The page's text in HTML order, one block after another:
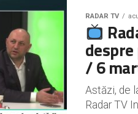
RADAR TV
/ 6
Astăzi, de
Radar TV